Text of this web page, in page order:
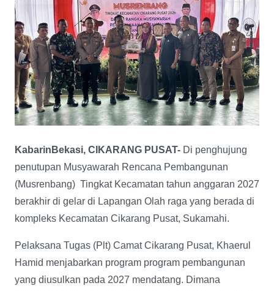
KabarinBekasi, CIKARANG PUSAT- Di penghujung
penutupan Musyawarah Rencana Pembangunan
(Musrenbang) Tingkat Kecamatan tahun anggaran 2027
berakhir di gelar di Lapangan Olah raga yang berada di
kompleks Kecamatan Cikarang Pusat, Sukamahi.
Pelaksana Tugas (Plt) Camat Cikarang Pusat, Khaerul
Hamid menjabarkan program program pembangunan
yang diusulkan pada 2027 mendatang. Dimana